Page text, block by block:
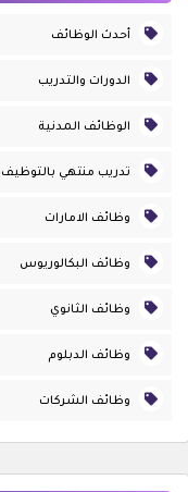
أحدث الوظائف
الدورات والتدريب
الوظائف المدنية
تدريب منتهي بالتوظيف
وظائف الامارات
وظائف البكالوريوس
وظائف الثانوي
وظائف الدبلوم
وظائف الشركات